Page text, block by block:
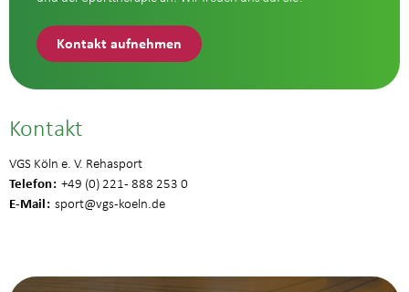
Kontakt aufnehmen
Kontakt
VGS Köln e. V. Rehasport
Telefon +49 (0) 221 - 888 253 0
E-Mail sport@vgs-koeln.de